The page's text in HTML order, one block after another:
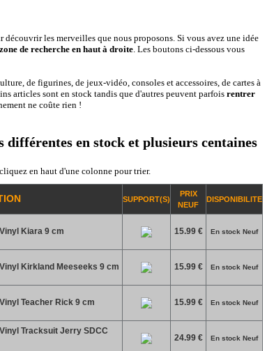
découvrir les merveilles que nous proposons. Si vous avez une idée
zone de recherche en haut à droite. Les boutons ci-dessous vous
de figurines, de jeux-vidéo, consoles et accessoires, de cartes à
articles sont en stock tandis que d'autres peuvent parfois rentrer
ne coûte rien !
différentes en stock et plusieurs centaines
en haut d'une colonne pour trier.
SUPPORT(S)
PRIX
NEUF
DISPONIBILITE
Kiara 9 cm 15.99 € En stock Neuf
Kirkland Meeseeks 9 cm 15.99 € En stock Neuf
Teacher Rick 9 cm 15.99 € En stock Neuf
Tracksuit Jerry SDCC
24.99 € En stock Neuf